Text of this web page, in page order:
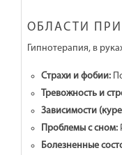
ОБЛАСТИ
Гипнотерапия, в
Страхи и фобии:
Тревожность и
Зависимости
Проблемы с сном:
Болезненные